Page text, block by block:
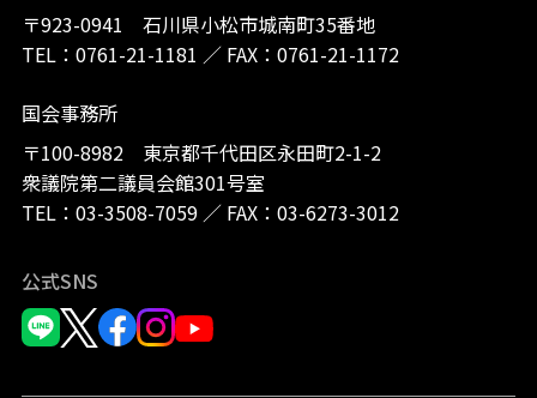
〒923-0941 石川県小松市城南町35番地
TEL： 0761-21-1181 ／ FAX：0761-21-1172
国会事務所
〒100-8982 東京都千代田区永田町2-1-2
衆議院第二議員会館301号室
TEL： 03-3508-7059／ FAX：03-6273-3012
公式SNS